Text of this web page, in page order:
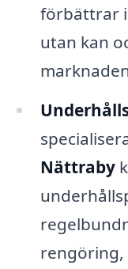
förbättrar
utan kan
Nättraby
rengöring,